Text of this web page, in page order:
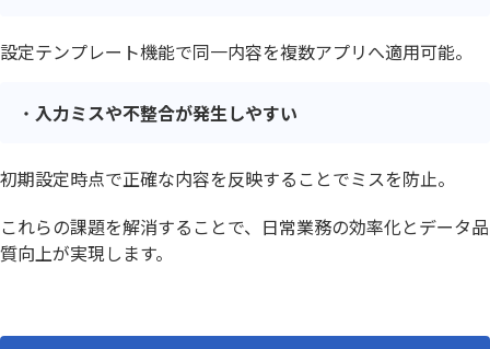
設定テンプレート機能で同一内容を複数アプリへ適用可能。
入力ミスや不整合が発生しやすい
初期設定時点で正確な内容を反映することでミスを防止。
これらの課題を解消することで、日常業務の効率化とデータ品
質向上が実現します。